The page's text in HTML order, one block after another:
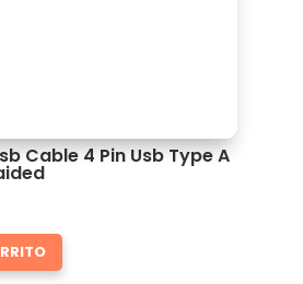
Cable 4 Pin Usb Type A